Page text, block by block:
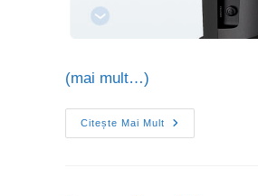
(mai mult…)
Citește Mai Mult